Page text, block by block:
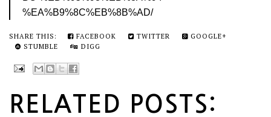
%EA%B9%8C%EB%8B%AD/
SHARE THIS: FACEBOOK TWITTER
GOOGLE+
STUMBLE
DIGG
RELATED POSTS: